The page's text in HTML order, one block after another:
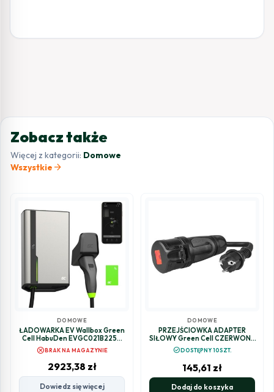
Zobacz także
Więcej z kategorii: Domowe
Wszystkie arrow_forward
DOMOWE
ŁADOWARKA EV Wallbox Green
Cell HabuDen EVGC021B2250
22kW TYPE 2 5M GC App NFC BT
Wi-Fi
cancelBRAK NA MAGAZYNIE
2923,38 zł
Dowiedz się więcej
DOMOWE
PRZEJŚCIOWKA ADAPTER
SIŁOWY Green Cell CZERWONY
CEE 16A 400V 5P DO SCHUKO
230V EVAK01
check_circleDOSTĘPNY 10SZT.
145,61 zł
Dodaj do koszyka